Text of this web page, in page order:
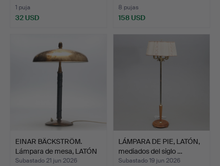
1 puja
32 USD
8 pujas
158 USD
EINAR BÄCKSTRÖM.
Lámpara de mesa, LATÓN
y …
Subastado 21 jun 2026
LÁMPARA DE PIE, LATÓN,
mediados del siglo …
Subastado 19 jun 2026